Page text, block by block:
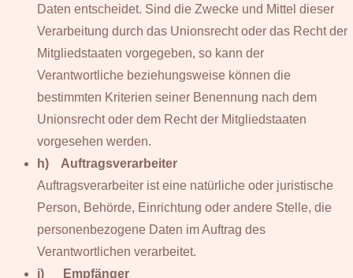
Daten entscheidet. Sind die Zwecke und Mittel dieser
Verarbeitung durch das Unionsrecht oder das Recht der
Mitgliedstaaten vorgegeben, so kann der
Verantwortliche beziehungsweise können die
bestimmten Kriterien seiner Benennung nach dem
Unionsrecht oder dem Recht der Mitgliedstaaten
vorgesehen werden.
h) Auftragsverarbeiter
Auftragsverarbeiter ist eine natürliche oder juristische
Person, Behörde, Einrichtung oder andere Stelle, die
personenbezogene Daten im Auftrag des
Verantwortlichen verarbeitet.
i) Empfänger